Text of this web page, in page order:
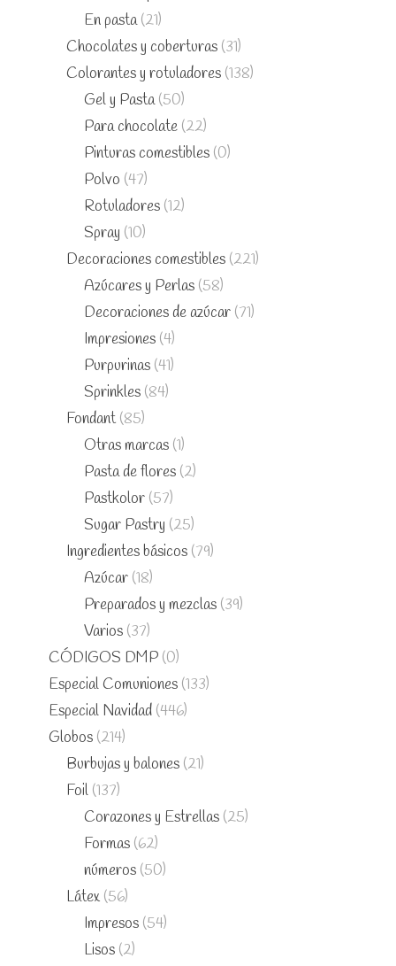
En pasta (21)
Chocolates y coberturas (31)
Colorantes y rotuladores (138)
Gel y Pasta (50)
Para chocolate (22)
Pinturas comestibles (0)
Polvo (47)
Rotuladores (12)
Spray (10)
Decoraciones comestibles (221)
Azúcares y Perlas (58)
Decoraciones de azúcar (71)
Impresiones (4)
Purpurinas (41)
Sprinkles (84)
Fondant (85)
Otras marcas (1)
Pasta de flores (2)
Pastkolor (57)
Sugar Pastry (25)
Ingredientes básicos (79)
Azúcar (18)
Preparados y mezclas (39)
Varios (37)
CÓDIGOS DMP (0)
Especial Comuniones (133)
Especial Navidad (446)
Globos (214)
Burbujas y balones (21)
Foil (137)
Corazones y Estrellas (25)
Formas (62)
números (50)
Látex (56)
Impresos (54)
Lisos (2)